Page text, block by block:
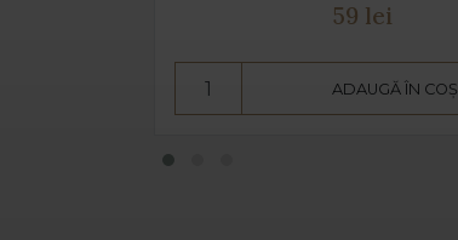
59 lei
ADAUGĂ ÎN COȘ